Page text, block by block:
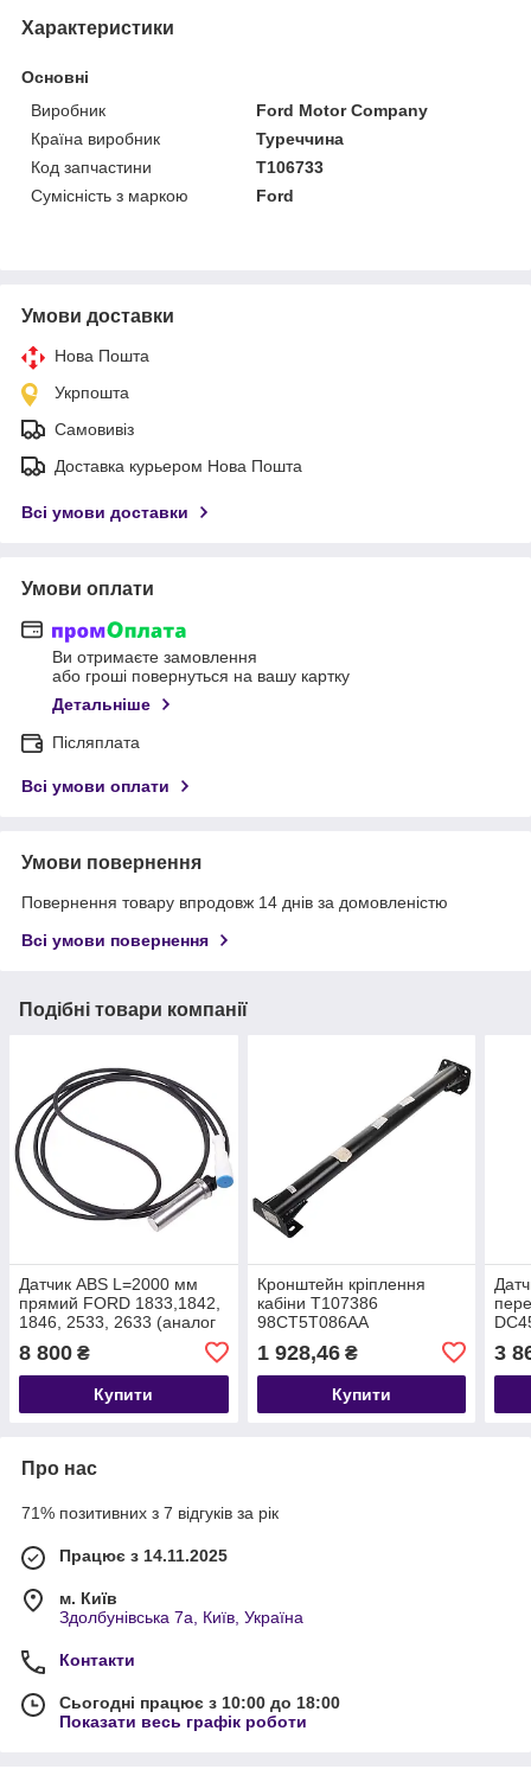
Характеристики
Основні
Виробник
Ford Motor Company
Країна виробник
Туреччина
Код запчастини
T106733
Сумісність з маркою
Ford
Умови доставки
Нова Пошта
Укрпошта
Самовивіз
Доставка курьером Нова Пошта
Всі умови доставки
Умови оплати
Ви отримаєте замовлення
або гроші повернуться на вашу картку
Детальніше
Післяплата
Всі умови оплати
Умови повернення
Повернення товару впродовж 14 днів за домовленістю
Всі умови повернення
Подібні товари компанії
Датчик ABS L=2000 мм
прямий FORD 1833,1842,
1846, 2533, 2633 (аналог
DC462B372AC
8 800 ₴
Купити
Кронштейн кріплення
кабіни T107386
98CT5T086AA
1 928,46₴
Купити
3
Про нас
71% позитивних з 7 відгуків за рік
Працює з 14.11.2025
м. Київ
Здолбунівська 7а, Київ, Україна
Контакти
Сьогодні працює з 10:00 до 18:00
Показати весь графік роботи